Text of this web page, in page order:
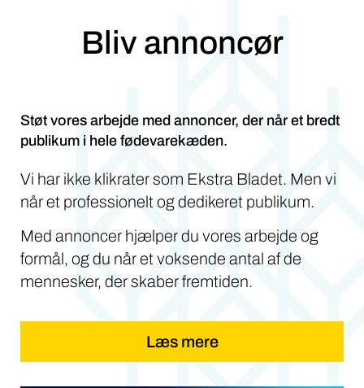
Bliv annoncør
Støt vores arbejde med annoncer, der når et bredt
publikum i hele fødevarekæden.
Vi har ikke klikrater som Ekstra Bladet. Men vi
når et professionelt og dedikeret publikum.
Med annoncer hjælper du vores arbejde og
formål, og du når et voksende antal af de
mennesker, der skaber fremtiden.
Læs mere